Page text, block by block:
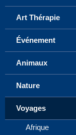
Art Thérapie
Événement
Animaux
Nature
Voyages
Afrique